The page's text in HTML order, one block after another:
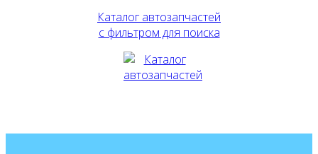
Каталог автозапчастей
с фильтром для поиска